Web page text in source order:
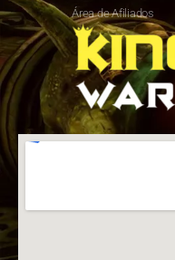
Área de Afiliados